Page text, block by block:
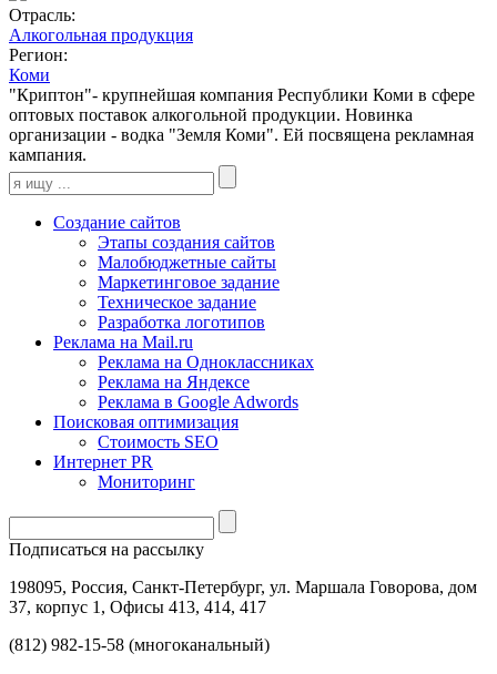
Отрасль:
Алкогольная продукция
Регион:
Коми
"Криптон"- крупнейшая компания Республики Коми в сфере
оптовых поставок алкогольной продукции. Новинка
организации - водка "Земля Коми". Ей посвящена рекламная
кампания.
Создание сайтов
Этапы создания сайтов
Малобюджетные сайты
Маркетинговое задание
Техническое задание
Разработка логотипов
Реклама на Mail.ru
Реклама на Одноклассниках
Реклама на Яндексе
Реклама в Google Adwords
Поисковая оптимизация
Стоимость SEO
Интернет PR
Мониторинг
Подписаться на рассылку
198095, Россия, Санкт-Петербург, ул. Маршала Говорова, дом
37, корпус 1, Офисы 413, 414, 417
(812) 982-15-58 (многоканальный)